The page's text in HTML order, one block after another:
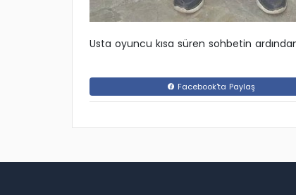
Usta oyuncu kısa süren sohbetin
Facebook'ta Paylaş